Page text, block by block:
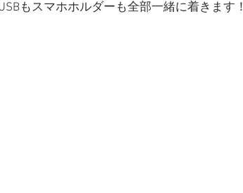
もスマホホルダーも全部一緒に着きます！